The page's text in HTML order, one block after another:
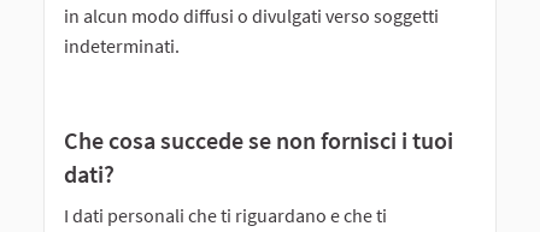
in alcun modo diffusi o divulgati verso soggetti
indeterminati.
Che cosa succede se non fornisci i tuoi
dati?
I dati personali che ti riguardano e che ti